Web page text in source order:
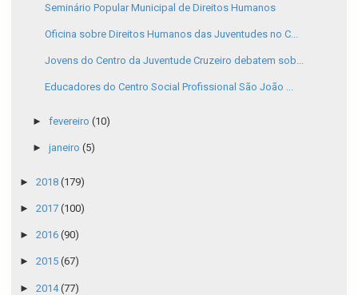
Seminário Popular Municipal de Direitos Humanos
Oficina sobre Direitos Humanos das Juventudes no C...
Jovens do Centro da Juventude Cruzeiro debatem sob...
Educadores do Centro Social Profissional São João ...
► fevereiro (10)
► janeiro (5)
► 2018 (179)
► 2017 (100)
► 2016 (90)
► 2015 (67)
► 2014(77)